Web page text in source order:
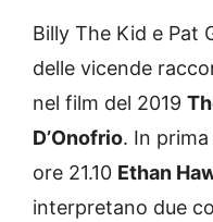
Billy The Kid e Pat
delle vicende
nel film del 2019
D’Onofrio. In
ore 21.10 Ethan
interpretano due